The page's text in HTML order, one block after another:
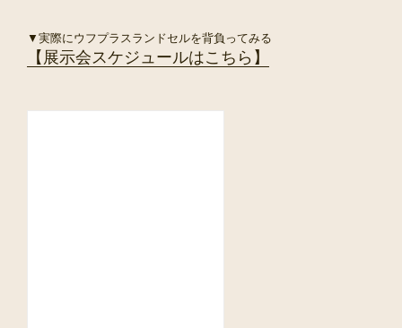
▼実際にウフプラスランドセルを背負ってみる
【展示会スケジュールはこちら】